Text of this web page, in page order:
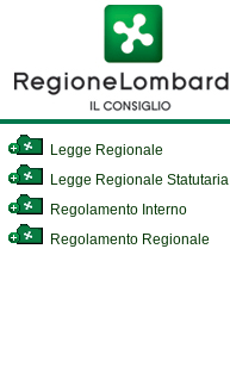
Legge Regionale
Legge Regionale Statutaria
Regolamento Interno
Regolamento Regionale